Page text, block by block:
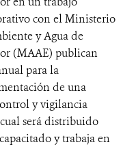
con el Ministerio
y Agua de
(MAAE) publican
para la
de una
y vigilancia
será distribuido
y trabaja en